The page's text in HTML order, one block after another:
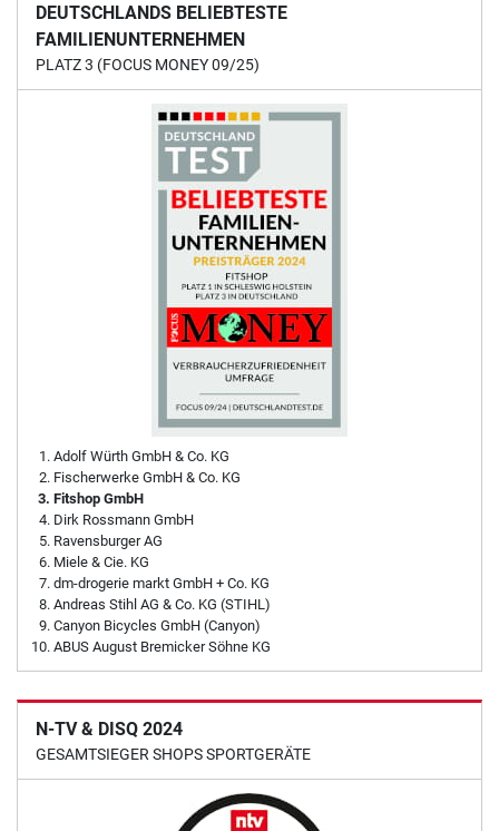
DEUTSCHLANDS BELIEBTESTE
FAMILIENUNTERNEHMEN
PLATZ 3 (FOCUS MONEY 09/25)
Adolf Würth GmbH & Co. KG
Fischerwerke GmbH & Co. KG
Fitshop GmbH
Dirk Rossmann GmbH
Ravensburger AG
Miele & Cie. KG
dm-drogerie markt GmbH + Co. KG
Andreas Stihl AG & Co. KG (STIHL)
Canyon Bicycles GmbH (Canyon)
ABUS August Bremicker Söhne KG
N-TV & DISQ 2024
GESAMTSIEGER SHOPS SPORTGERÄTE